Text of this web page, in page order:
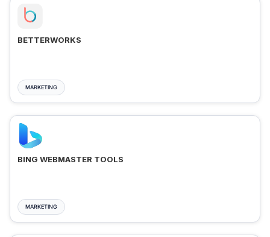
BETTERWORKS
MARKETING
BING WEBMASTER TOOLS
MARKETING